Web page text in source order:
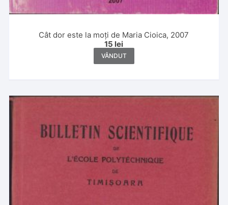
Cât dor este la moți de Maria Cioica, 2007
15 lei
VÂNDUT